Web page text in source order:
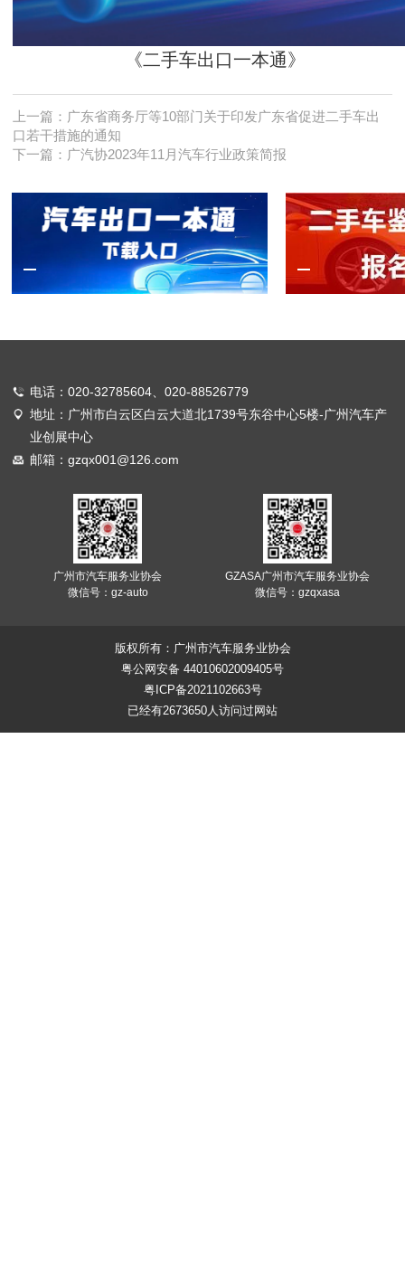
《二手车出口一本通》
上一篇： 广东省商务厅等10部门关于印发广东省促进二手车出
口若干措施的通知
下一篇： 广汽协2023年11月汽车行业政策简报
电话：020-32785604、020-88526779
地址：广州市白云区白云大道北1739号东谷中心5楼-广州汽车产
业创展中心
邮箱：gzqx001@126.com
广州市汽车服务业协会
微信号：gz-auto
GZASA广州市汽车服务业协会
微信号：gzqxasa
版权所有：广州市汽车服务业协会
粤公网安备 44010602009405号
粤ICP备2021102663号
已经有2673650人访问过网站